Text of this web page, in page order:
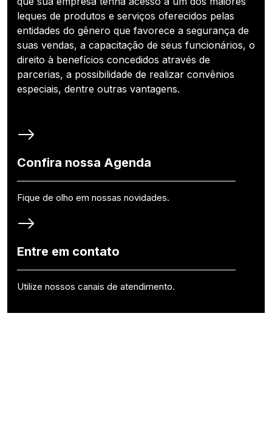
leques de produtos e serviços oferecidos pelas
entidades do gênero que favorece a segurança de
suas vendas, a capacitação de seus funcionários, o
direito à benefícios concedidos através de
parcerias, a possibilidade de realizar convênios
especiais, dentre outras vantagens.
Confira nossa Agenda
Fique de olho em nossas novidades.
Entre em contato
Utilize nossos canais de atendimento.